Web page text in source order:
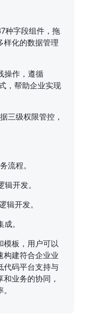
种字段组件，拖
样化的数据管理
操作，遵循
，帮助企业实现
三级权限管控，
流程。
开发。
辑开发。
。
模板，用户可以
构建符合企业业
代码平台支持与
业务的协同，